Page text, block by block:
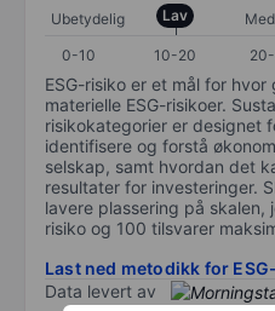
Ubetydelig Lav
0-10
10-20
ESG-risiko er et mål for
materielle ESG-risikoer.
risikokategorier er designet
identifisere og forstå
selskap, samt hvordan det
resultater for investeringer.
lavere plassering på skalen,
risiko og 100 tilsvarer
Last ned metodikk for
Data levert av